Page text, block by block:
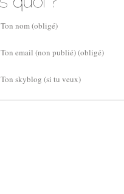
Ton nom (obligé)
Ton email (non publié) (obligé)
Ton skyblog (si tu veux)